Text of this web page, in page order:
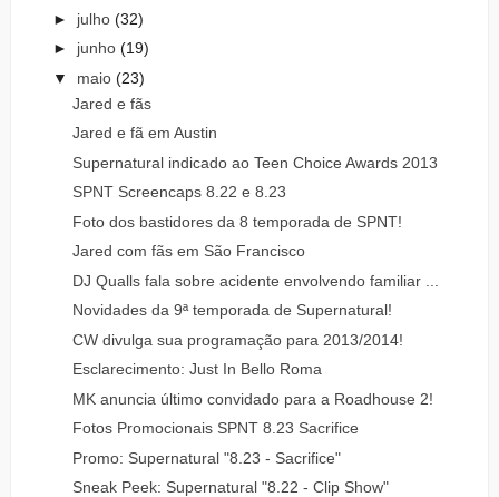
► julho (32)
► junho (19)
▼ maio (23)
Jared e fãs
Jared e fã em Austin
Supernatural indicado ao Teen Choice Awards 2013
SPNT Screencaps 8.22 e 8.23
Foto dos bastidores da 8 temporada de SPNT!
Jared com fãs em São Francisco
DJ Qualls fala sobre acidente envolvendo familiar ...
Novidades da 9ª temporada de Supernatural!
CW divulga sua programação para 2013/2014!
Esclarecimento: Just In Bello Roma
MK anuncia último convidado para a Roadhouse 2!
Fotos Promocionais SPNT 8.23 Sacrifice
Promo: Supernatural "8.23 - Sacrifice"
Sneak Peek: Supernatural "8.22 - Clip Show"